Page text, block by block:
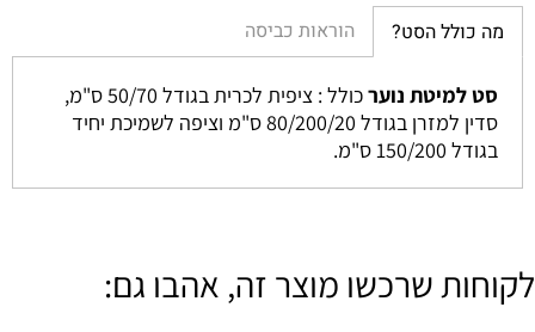
מה כולל הסט? הוראות כביסה
סט למיטת נוער
כולל : ציפית לכרית בגודל 50/70 ס"מ,
סדין למזרן בגודל 80/200/20 ס"מ וציפה לשמיכת יחיד
בגודל 150/200 ס"מ.
לקוחות שרכשו מוצר זה, אהבו גם: